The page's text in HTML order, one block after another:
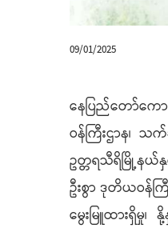
09/01/2025
နေပြည်တော်ကေ
ဝန်ကြီးဌာန၊ သ
ဥတ္တရသီရိမြို့နယ်နှ
ဦးစွာ ဒုတိယဝန်ကြီ
မွေးမြူထားရှိမှု